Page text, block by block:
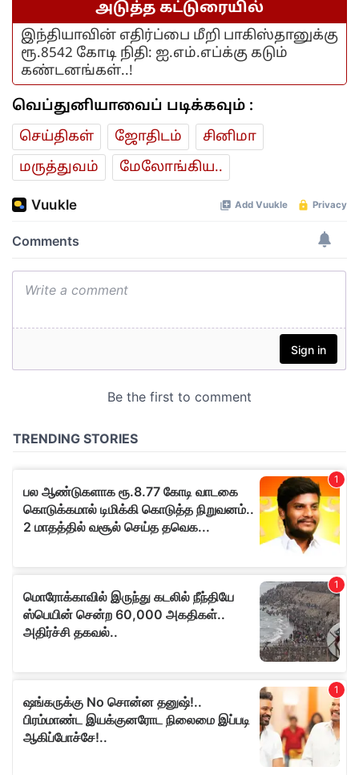
அடுத்த கட்டுரையில்
இந்தியாவின் எதிர்ப்பை மீறி பாகிஸ்தானுக்கு
ரூ.8542 கோடி நிதி: ஐ.எம்.எப்க்கு கடும்
கண்டனங்கள்..!
வெப்துனியாவைப் படிக்கவும் :
செய்திகள் ஜோ‌திட‌ம்
சினிமா
மரு‌த்துவ‌ம்
மேலோங்கிய..